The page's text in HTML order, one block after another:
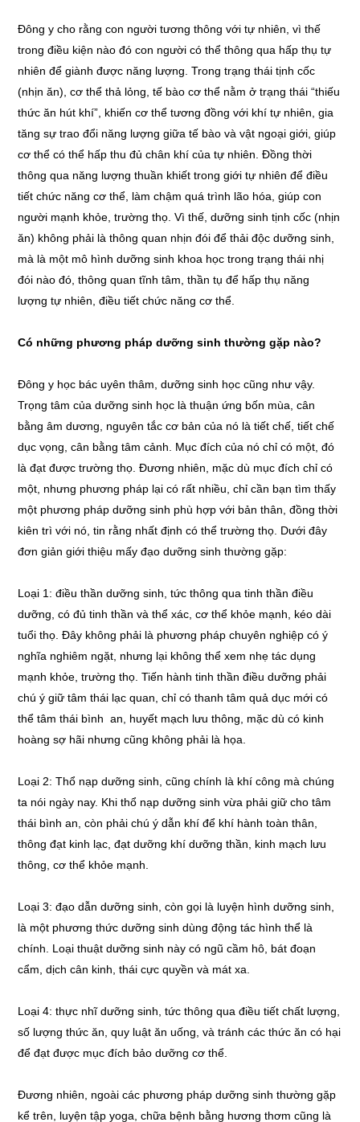
Đông y cho rằng con người tương thông với tự nhiên, vì thế
trong điều kiện nào đó con người có thể thông qua hấp thụ tự
nhiên để giành được năng lượng. Trong trạng thái tịnh cốc
(nhịn ăn), cơ thể thả lỏng, tế bào cơ thể nằm ở trạng thái “thiếu
thức ăn hút khí”, khiến cơ thể tương đồng với khí tự nhiên, gia
tăng sự trao đổi năng lượng giữa tế bào và vật ngoại giới, giúp
cơ thể có thể hấp thu đủ chân khí của tự nhiên. Đồng thời
thông qua năng lượng thuần khiết trong giới tự nhiên để điều
tiết chức năng cơ thể, làm chậm quá trình lão hóa, giúp con
người mạnh khỏe, trường thọ. Vì thế, dưỡng sinh tịnh cốc (nhịn
ăn) không phải là thông quan nhịn đói để thải độc dưỡng sinh,
mà là một mô hình dưỡng sinh khoa học trong trạng thái nhị
đói nào đó, thông quan tĩnh tâm, thần tụ để hấp thụ năng
lượng tự nhiên, điều tiết chức năng cơ thể.
Có những phương pháp dưỡng sinh thường gặp nào?
Đông y học bác uyên thâm, dưỡng sinh học cũng như vậy.
Trọng tâm của dưỡng sinh học là thuận ứng bốn mùa, cân
bằng âm dương, nguyên tắc cơ bản của nó là tiết chế, tiết chế
dục vọng, cân bằng tâm cảnh. Mục đích của nó chỉ có một, đó
là đạt được trường thọ. Đương nhiên, mặc dù mục đích chỉ có
một, nhưng phương pháp lại có rất nhiều, chỉ cần bạn tìm thấy
một phương pháp dưỡng sinh phù hợp với bản thân, đồng thời
kiên trì với nó, tin rằng nhất định có thể trường thọ. Dưới đây
đơn giản giới thiệu mấy đạo dưỡng sinh thường gặp:
Loại 1: điều thần dưỡng sinh, tức thông qua tinh thần điều
dưỡng, có đủ tinh thần và thể xác, cơ thể khỏe mạnh, kéo dài
tuổi thọ. Đây không phải là phương pháp chuyên nghiệp có ý
nghĩa nghiêm ngặt, nhưng lại không thể xem nhẹ tác dụng
mạnh khỏe, trường thọ. Tiến hành tinh thần điều dưỡng phải
chú ý giữ tâm thái lạc quan, chỉ có thanh tâm quả dục mới có
thể tâm thái bình an, huyết mạch lưu thông, mặc dù có kinh
hoàng sợ hãi nhưng cũng không phải là họa.
Loại 2: Thổ nạp dưỡng sinh, cũng chính là khí công mà chúng
ta nói ngày nay. Khi thổ nạp dưỡng sinh vừa phải giữ cho tâm
thái bình an, còn phải chú ý dẫn khí để khí hành toàn thân,
thông đạt kinh lạc, đạt dưỡng khí dưỡng thần, kinh mạch lưu
thông, cơ thể khỏe mạnh.
Loại 3: đạo dẫn dưỡng sinh, còn gọi là luyện hình dưỡng sinh,
là một phương thức dưỡng sinh dùng động tác hình thể là
chính. Loại thuật dưỡng sinh này có ngũ cầm hô, bát đoạn
cẩm, dịch cân kinh, thái cực quyền và mát xa.
Loại 4: thực nhĩ dưỡng sinh, tức thông qua điều tiết chất lượng,
số lượng thức ăn, quy luật ăn uống, và tránh các thức ăn có hại
để đạt được mục đích bảo dưỡng cơ thể.
Đương nhiên, ngoài các phương pháp dưỡng sinh thường gặp
kể trên, luyện tập yoga, chữa bệnh bằng hương thơm cũng là